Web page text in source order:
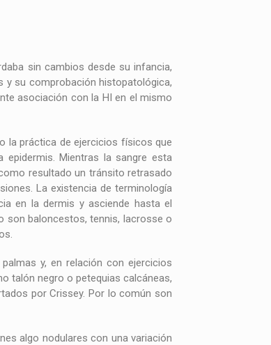
sin cambios desde su infancia,
y su comprobación histopatológica,
asociación con la HI en el mismo
la práctica de ejercicios físicos que
epidermis. Mientras la sangre esta
resultado un tránsito retrasado
La existencia de terminología
en la dermis y asciende hasta el
son baloncestos, tennis, lacrosse o
y, en relación con ejercicios
talón negro o petequias calcáneas,
por Crissey. Por lo común son
algo nodulares con una variación